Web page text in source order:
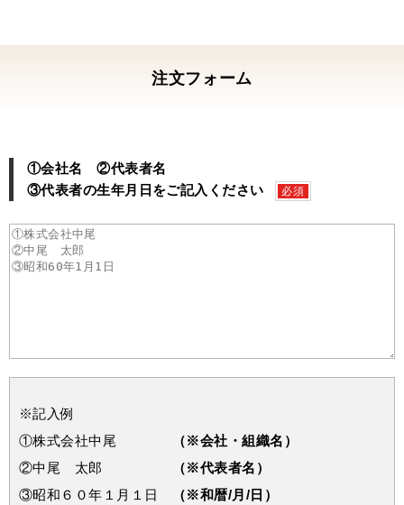
注文フォーム
①会社名 ②代表者名
③代表者の生年月日をご記入ください
必須
※記入例
①株式会社中尾
（※会社・組織名）
②中尾 太郎
（※代表者名）
③昭和６０年１月１日
（※和暦/月/日）